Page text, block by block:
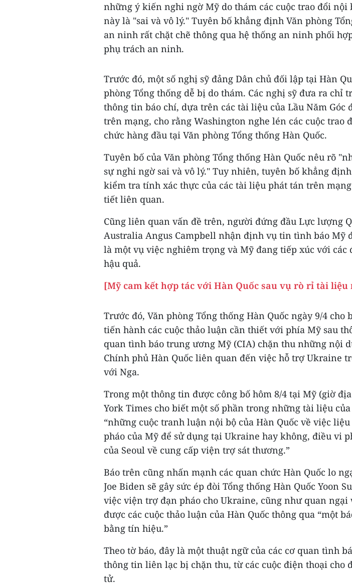
những ý kiến nghi ngờ Mỹ do thám các cuộc trao đổi nội
này là "sai và vô lý." Tuyên bố khẳng định Văn phòng
an ninh rất chặt chẽ thông qua hệ thống an ninh phối
phụ trách an ninh.
Trước đó, một số nghị sỹ đảng Dân chủ đối lập tại Hàn
phòng Tổng thống dễ bị do thám. Các nghị sỹ đưa ra chỉ
thông tin báo chí, dựa trên các tài liệu của Lầu Năm Góc
trên mạng, cho rằng Washington nghe lén các cuộc trao
chức hàng đầu tại Văn phòng Tổng thống Hàn Quốc.
Tuyên bố của Văn phòng Tổng thống Hàn Quốc nêu rõ
sự nghi ngờ sai và vô lý." Tuy nhiên, tuyên bố khẳng
kiểm tra tính xác thực của các tài liệu phát tán trên
tiết liên quan.
Cũng liên quan vấn đề trên, người đứng đầu Lực lượng
Australia Angus Campbell nhận định vụ tin tình báo Mỹ
là một vụ việc nghiêm trọng và Mỹ đang tiếp xúc với các
hậu quả.
[Mỹ cam kết hợp tác với Hàn Quốc sau vụ rò rỉ tài liệu
Trước đó, Văn phòng Tổng thống Hàn Quốc ngày 9/4 cho
tiến hành các cuộc thảo luận cần thiết với phía Mỹ sau
quan tình báo trung ương Mỹ (CIA) chặn thu những nội
Chính phủ Hàn Quốc liên quan đến việc hỗ trợ Ukraine
với Nga.
Trong một thông tin được công bố hôm 8/4 tại Mỹ (giờ
York Times cho biết một số phần trong những tài liệu
“những cuộc tranh luận nội bộ của Hàn Quốc về việc
pháo của Mỹ để sử dụng tại Ukraine hay không, điều vi
của Seoul về cung cấp viện trợ sát thương.”
Báo trên cũng nhấn mạnh các quan chức Hàn Quốc lo
Joe Biden sẽ gây sức ép đòi Tổng thống Hàn Quốc Yoon
việc viện trợ đạn pháo cho Ukraine, cũng như quan ngại
được các cuộc thảo luận của Hàn Quốc thông qua “một
bằng tín hiệu.”
Theo tờ báo, đây là một thuật ngữ của các cơ quan tình
thông tin liên lạc bị chặn thu, từ các cuộc điện thoại cho
tử.